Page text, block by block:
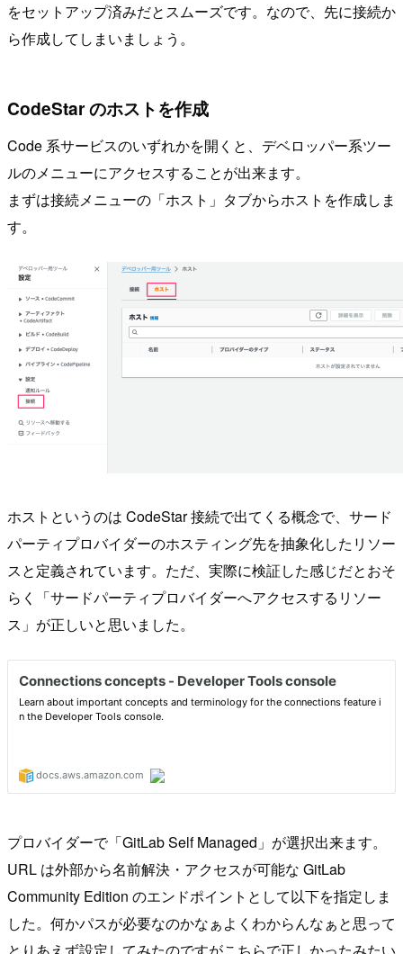
をセットアップ済みだとスムーズです。なので、先に接続か
ら作成してしまいましょう。
CodeStar のホストを作成
Code 系サービスのいずれかを開くと、デベロッパー系ツー
ルのメニューにアクセスすることが出来ます。
まずは接続メニューの「ホスト」タブからホストを作成しま
す。
ホストというのは CodeStar 接続で出てくる概念で、サード
パーティプロバイダーのホスティング先を抽象化したリソー
スと定義されています。ただ、実際に検証した感じだとおそ
らく「サードパーティプロバイダーへアクセスするリソー
ス」が正しいと思いました。
プロバイダーで「GitLab Self Managed」が選択出来ます。
URL は外部から名前解決・アクセスが可能な GitLab
Community Edition のエンドポイントとして以下を指定しま
した。何かパスが必要なのかなぁよくわからんなぁと思って